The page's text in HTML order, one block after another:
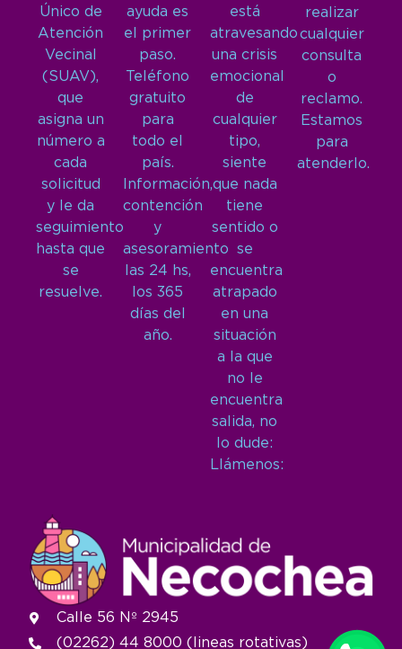
Único de
Atención
Vecinal
(SUAV),
que
asigna un
número a
cada
solicitud
y le da
seguimiento
hasta que
se
resuelve.
ayuda es
el primer
paso.
Teléfono
gratuito
para
todo el
país.
Información,
contención
y
asesoramiento
las 24 hs,
los 365
días del
año.
está
atravesando
una crisis
emocional
de
cualquier
tipo,
siente
que nada
tiene
sentido o
se
encuentra
atrapado
en una
situación
a la que
no le
encuentra
salida, no
lo dude:
Llámenos:
realizar
cualquier
consulta
o
reclamo.
Estamos
para
atenderlo.
Calle 56 Nº 2945
(02262) 44 8000 (lineas rotativas)